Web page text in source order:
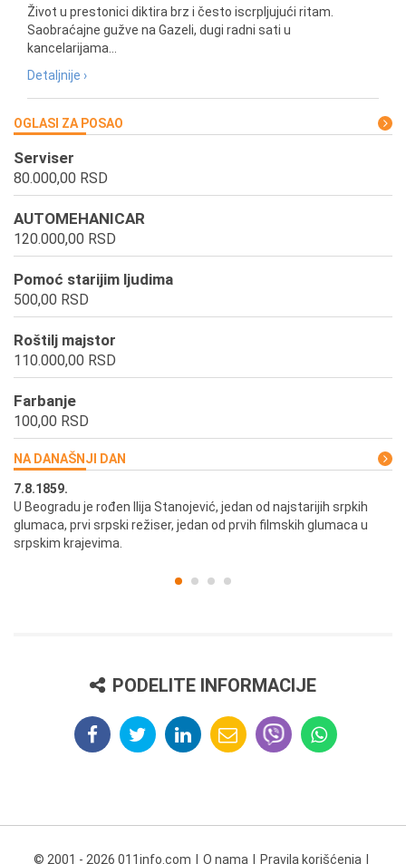
Život u prestonici diktira brz i često iscrpljujući ritam.
Saobraćajne gužve na Gazeli, dugi radni sati u
kancelarijama...
Detaljnije ›
OGLASI ZA POSAO
Serviser
80.000,00 RSD
AUTOMEHANICAR
120.000,00 RSD
Pomoć starijim ljudima
500,00 RSD
Roštilj majstor
110.000,00 RSD
Farbanje
100,00 RSD
NA DANAŠNJI DAN
7.8.1859.
U Beogradu je rođen Ilija Stanojević, jedan od najstarijih srpkih
glumaca, prvi srpski režiser, jedan od prvih filmskih glumaca u
srpskim krajevima.
PODELITE INFORMACIJE
© 2001 - 2026 011info.com O nama Pravila korišćenja